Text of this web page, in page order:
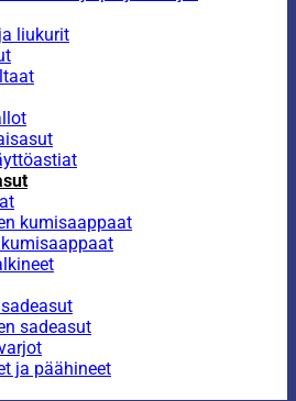
liukurit
kumisaappaat
sadeasut
ja päähineet